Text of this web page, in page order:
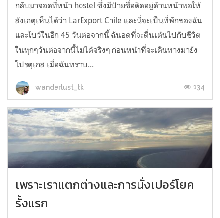
กลับมาจอดที่หน้า hostel ซึ่งมีป้ายชื่อติดอยู่ด้านหน้าพอให้
สังเกตุเห็นได้ว่า LarExport Chile และนี่จะเป็นที่พักของฉัน
และโบว์ในอีก 45 วันต่อจากนี้ ฉันอดที่จะตื่นเต้นไปกับชีวิต
ในทุกๆวันต่อจากนี้ไม่ได้จริงๆ ก่อนหน้าที่จะเดินทางมายัง
โปรตุเกส เมื่อฉันทราบ...
wanderlust_tk 134
เพราะเราแตกต่างและการนั่งเปอร์โยค
รั้งแรก